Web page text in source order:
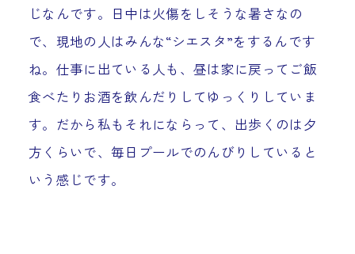
じなんです。日中は火傷をしそうな暑さなの
で、現地の人はみんな“シエスタ”をするんです
ね。仕事に出ている人も、昼は家に戻ってご飯
食べたりお酒を飲んだりしてゆっくりしていま
す。だから私もそれにならって、出歩くのは夕
方くらいで、毎日プールでのんびりしていると
いう感じです。